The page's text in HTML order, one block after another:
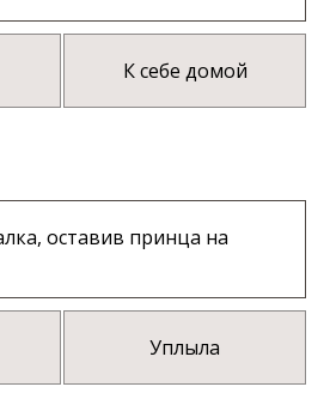
К себе домой
оставив принца на
Уплыла